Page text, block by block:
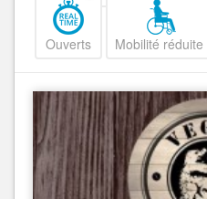
Ouverts Mobilité réduite